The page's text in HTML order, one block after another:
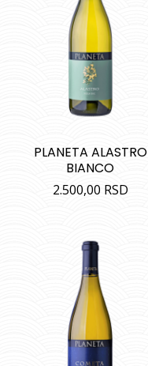
PLANETA ALASTRO
BIANCO
2.500,00 RSD